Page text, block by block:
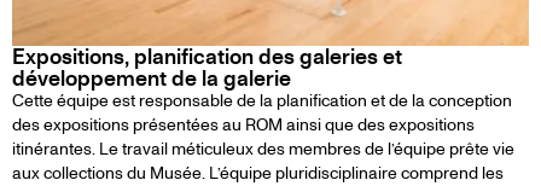
Expositions, planification des galeries et
développement de la galerie
Cette équipe est responsable de la planification et de la conception
des expositions présentées au ROM ainsi que des expositions
itinérantes. Le travail méticuleux des membres de l’équipe prête vie
aux collections du Musée. L’équipe pluridisciplinaire comprend les